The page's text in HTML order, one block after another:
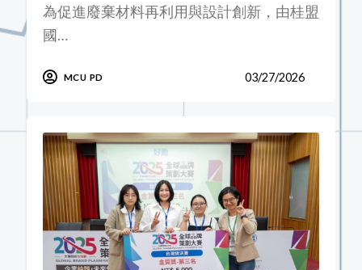
為促進廢棄材料再利用與設計創新，由桂盟
國…
MCU PD 03/27/2026